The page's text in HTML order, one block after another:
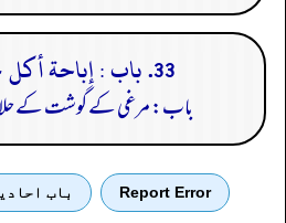
33. باب : إباحة أكل لحوم الدجاج
باب: مرغی کے گوشت کے
Report Error باب